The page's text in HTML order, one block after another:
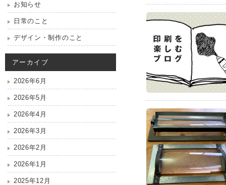
お知らせ
日常のこと
デザイン・制作のこと
アーカイブ
2026年6月
2026年5月
2026年4月
2026年3月
2026年2月
2026年1月
2025年12月